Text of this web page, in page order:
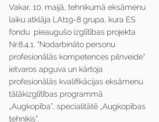
Vakar, 10. maijā, tehnikumā eksāmenu
laiku atklāja LAt19-8 grupa, kura ES
fondu  pieaugušo izglītības projekta
Nr.8.4.1. "Nodarbināto personu
profesionālās kompetences pilnveide"
ietvaros apguva un kārtoja
profesionālās kvalifikācijas eksāmenu
tālākizglītības programmā
„Augkopība”, specialitātē „Augkopības
tehniķis”.